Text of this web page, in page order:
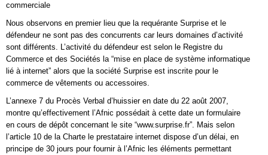
commerciale
Nous observons en premier lieu que la requérante Surprise et le
défendeur ne sont pas des concurrents car leurs domaines d’activité
sont différents. L’activité du défendeur est selon le Registre du
Commerce et des Sociétés la “mise en place de système informatique
lié à internet” alors que la société Surprise est inscrite pour le
commerce de vêtements ou accessoires.
L’annexe 7 du Procès Verbal d’huissier en date du 22 août 2007,
montre qu’effectivement l’Afnic possédait à cette date un formulaire
en cours de dépôt concernant le site “www.surprise.fr”. Mais selon
l’article 10 de la Charte le prestataire internet dispose d’un délai, en
principe de 30 jours pour fournir à l’Afnic les éléments permettant